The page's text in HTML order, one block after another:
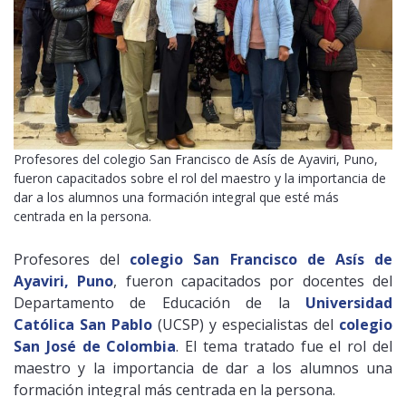
Profesores del colegio San Francisco de Asís de Ayaviri, Puno,
fueron capacitados sobre el rol del maestro y la importancia de
dar a los alumnos una formación integral que esté más
centrada en la persona.
Profesores del colegio San Francisco de Asís de
Ayaviri, Puno, fueron capacitados por docentes del
Departamento de Educación de la Universidad
Católica San Pablo (UCSP) y especialistas del colegio
San José de Colombia. El tema tratado fue el rol del
maestro y la importancia de dar a los alumnos una
formación integral más centrada en la persona.